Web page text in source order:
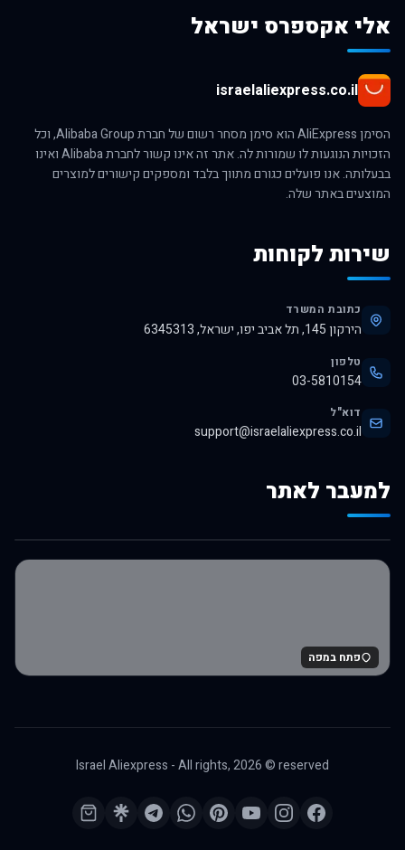
אלי אקספרס ישראל
israelaliexpress.co.il
הסימן AliExpress הוא סימן מסחר רשום של חברת Alibaba Group, וכל
הזכויות הנוגעות לו שמורות לה. אתר זה אינו קשור לחברת Alibaba ואינו
בבעלותה. אנו פועלים כגורם מתווך בלבד ומספקים קישורים למוצרים
המוצעים באתר שלה.
שירות לקוחות
כתובת המשרד
הירקון 145, תל אביב יפו, ישראל, 6345313
טלפון
03-5810154
דוא"ל
support@israelaliexpress.co.il
למעבר לאתר
לרכישה באלי אקספרס
פתח במפה
Israel Aliexpress - All rights,2026© reserved